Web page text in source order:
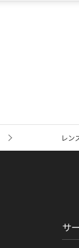
レン
サ